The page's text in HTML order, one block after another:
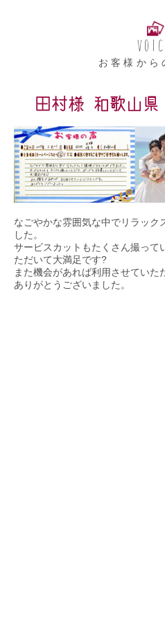
お客様から
田村様 和歌山県
なごやかな雰囲気な中でリラック
した。
サービスカットもたくさん撮って
ただいて大満足です?
また機会があれば利用させていた
ありがとうございました。